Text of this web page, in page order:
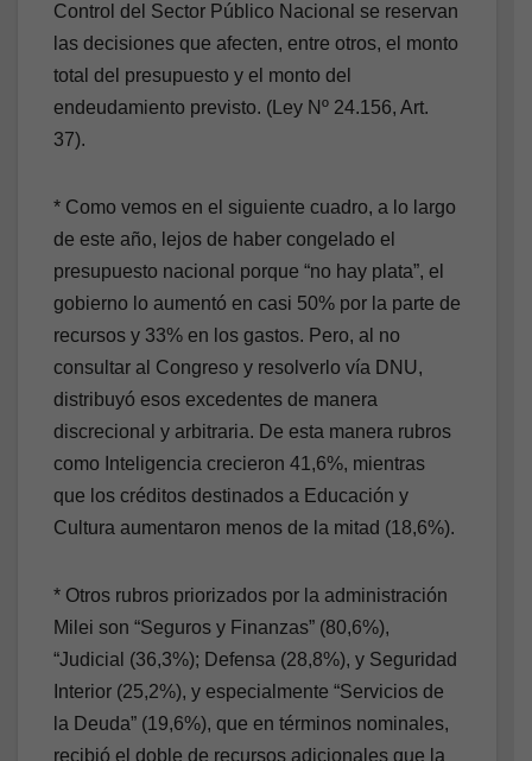
Control del Sector Público Nacional se reservan
las decisiones que afecten, entre otros, el monto
total del presupuesto y el monto del
endeudamiento previsto. (Ley Nº 24.156, Art.
37).
* Como vemos en el siguiente cuadro, a lo largo
de este año, lejos de haber congelado el
presupuesto nacional porque “no hay plata”, el
gobierno lo aumentó en casi 50% por la parte de
recursos y 33% en los gastos. Pero, al no
consultar al Congreso y resolverlo vía DNU,
distribuyó esos excedentes de manera
discrecional y arbitraria. De esta manera rubros
como Inteligencia crecieron 41,6%, mientras
que los créditos destinados a Educación y
Cultura aumentaron menos de la mitad (18,6%).
* Otros rubros priorizados por la administración
Milei son “Seguros y Finanzas” (80,6%),
“Judicial (36,3%); Defensa (28,8%), y Seguridad
Interior (25,2%), y especialmente “Servicios de
la Deuda” (19,6%), que en términos nominales,
recibió el doble de recursos adicionales que la